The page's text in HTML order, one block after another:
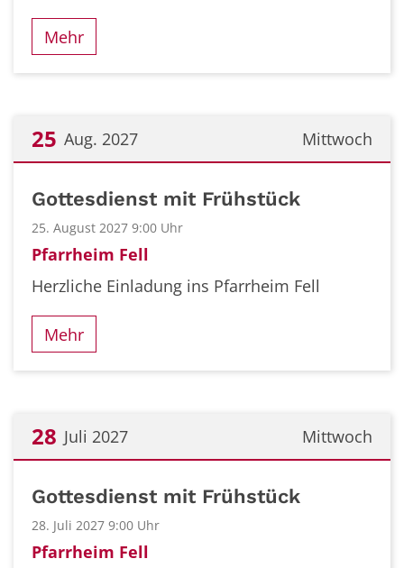
Mehr
Mittwoch
25 Aug. 2027
Gottesdienst mit Frühstück
25. August 2027 9:00 Uhr
Pfarrheim Fell
Herzliche Einladung ins Pfarrheim Fell
Mehr
Mittwoch
28 Juli 2027
Gottesdienst mit Frühstück
28. Juli 2027 9:00 Uhr
Pfarrheim Fell